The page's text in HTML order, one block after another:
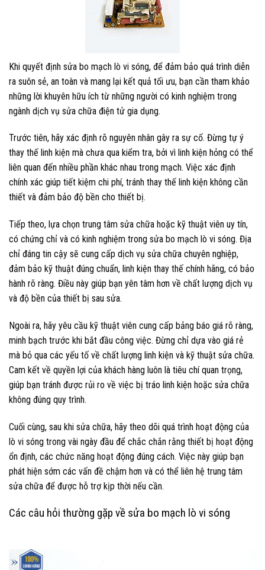
Khi quyết định sửa bo mạch lò vi sóng, để đảm bảo quá trình diễn
ra suôn sẻ, an toàn và mang lại kết quả tối ưu, bạn cần tham khảo
những lời khuyên hữu ích từ những người có kinh nghiệm trong
ngành dịch vụ sửa chữa điện tử gia dụng.
Trước tiên, hãy xác định rõ nguyên nhân gây ra sự cố. Đừng tự ý
thay thế linh kiện mà chưa qua kiểm tra, bởi vì linh kiện hỏng có thể
liên quan đến nhiều phần khác nhau trong mạch. Việc xác định
chính xác giúp tiết kiệm chi phí, tránh thay thế linh kiện không cần
thiết và đảm bảo độ bền cho thiết bị.
Tiếp theo, lựa chọn trung tâm sửa chữa hoặc kỹ thuật viên uy tín,
có chứng chỉ và có kinh nghiệm trong sửa bo mạch lò vi sóng. Địa
chỉ đáng tin cậy sẽ cung cấp dịch vụ sửa chữa chuyên nghiệp,
đảm bảo kỹ thuật đúng chuẩn, linh kiện thay thế chính hãng, có bảo
hành rõ ràng. Điều này giúp bạn yên tâm hơn về chất lượng dịch vụ
và độ bền của thiết bị sau sửa.
Ngoài ra, hãy yêu cầu kỹ thuật viên cung cấp bảng báo giá rõ ràng,
minh bạch trước khi bắt đầu công việc. Đừng chỉ dựa vào giá rẻ
mà bỏ qua các yếu tố về chất lượng linh kiện và kỹ thuật sửa chữa.
Cam kết về quyền lợi của khách hàng luôn là tiêu chí quan trọng,
giúp bạn tránh được rủi ro về việc bị tráo linh kiện hoặc sửa chữa
không đúng quy trình.
Cuối cùng, sau khi sửa chữa, hãy theo dõi quá trình hoạt động của
lò vi sóng trong vài ngày đầu để chắc chắn rằng thiết bị hoạt động
ổn định, các chức năng hoạt động đúng cách. Việc này giúp bạn
phát hiện sớm các vấn đề chậm hơn và có thể liên hệ trung tâm
sửa chữa để được hỗ trợ kịp thời nếu cần.
Các câu hỏi thường gặp về sửa bo mạch lò vi sóng